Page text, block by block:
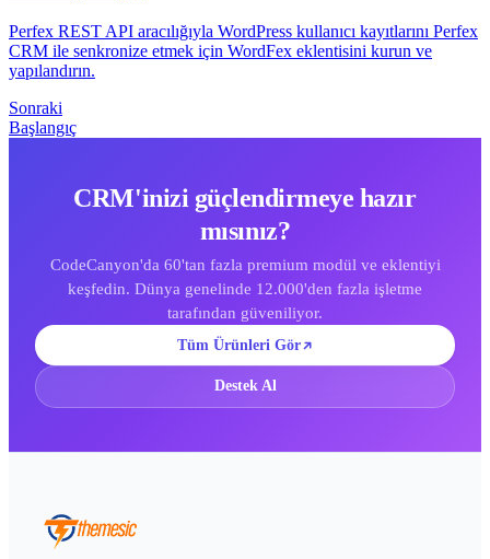
Perfex REST API aracılığıyla WordPress kullanıcı kayıtlarını Perfex
CRM ile senkronize etmek için WordFex eklentisini kurun ve
yapılandırın.
Sonraki
Başlangıç
CRM'inizi güçlendirmeye hazır
mısınız?
CodeCanyon'da 60'tan fazla premium modül ve eklentiyi
keşfedin. Dünya genelinde 12.000'den fazla işletme
tarafından güveniliyor.
Tüm Ürünleri Gör
Destek Al